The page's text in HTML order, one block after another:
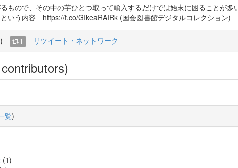
もので、その中の芋ひとつ取って輸入するだけでは始末に困ることが
いう内容 https://t.co/GIkeaRAIRk (国会図書館デジタルコレクション)
) 1 リツイート・ネットワーク
覧)
(1)